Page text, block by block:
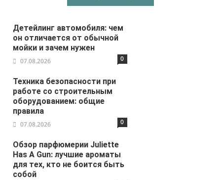
Детейлинг автомобиля: чем
он отличается от обычной
мойки и зачем нужен
07.08.2026 0
Техника безопасности при
работе со строительным
оборудованием: общие
правила
07.08.2026 0
Обзор парфюмерии Juliette
Has A Gun: лучшие ароматы
для тех, кто не боится быть
собой